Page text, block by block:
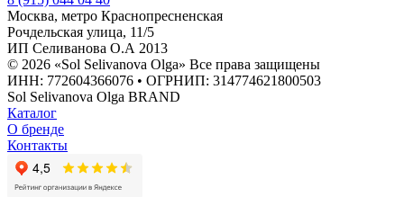
Москва, метро Краснопресненская
Рочдельская улица, 11/5
ИП Селиванова О.А 2013
© 2026 «Sol Selivanova Olga» Все права защищены
ИНН: 772604366076 • ОГРНИП: 314774621800503
Sol Selivanova Olga BRAND
Каталог
О бренде
Контакты